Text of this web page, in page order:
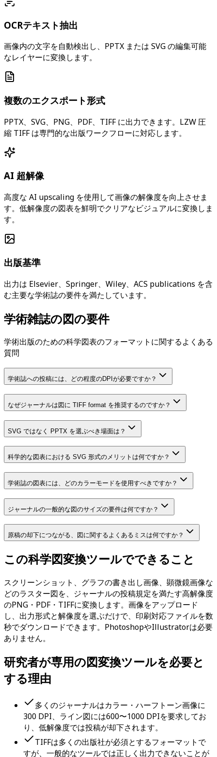
OCRテキスト抽出
画像内の文字を自動検出し、PPTX または SVG の編集可能
なレイヤーに変換します。
複数のエクスポート形式
PPTX、SVG、PNG、PDF、TIFF に出力できます。LZW 圧
縮 TIFF は専門的な出版ワークフローに対応します。
AI 超解像
高度な AI upscaling を使用して画像の解像度を向上させま
す。低解像度の図表を鮮明でクリアなビジュアルに変換しま
す。
出版基準
出力は Elsevier、Springer、Wiley、ACS publications を含
む主要な学術誌の要件を満たしています。
学術雑誌の図の要件
学術出版のための科学図表のフォーマットに関するよくある
質問
学術誌への投稿には、どの程度のDPIが必要ですか？
なぜジャーナルは図に TIFF format を推奨するのですか？
SVG ではなく PPTX を選ぶべき場面は？
科学的な図表における SVG 形式のメリットは何ですか？
学術誌の図表には、どのカラーモードを使用すべきですか？
ジャーナルの一般的な図のサイズの要件は何ですか？
原稿の却下につながる、図に関するよくあるミスは何ですか？
この科学図変換ツールでできること
スクリーンショット、グラフの書き出し画像、顕微鏡画像な
どのラスター図を、ジャーナルの投稿規定を満たす高解像度
のPNG・PDF・TIFFに変換します。画像をアップロード
し、出力形式と解像度を選ぶだけで、印刷対応ファイルを数
秒でダウンロードできます。PhotoshopやIllustratorは必要
ありません。
研究者が専用の図変換ツールを必要と
する理由
多くのジャーナルはカラー・ハーフトーン画像に
300 DPI、ライン図には600〜1000 DPIを要求してお
り、低解像度では投稿が却下されます。
TIFFは多くの出版社が必須とするフォーマットで
すが、一般的なツールでは正しく出力できないことが